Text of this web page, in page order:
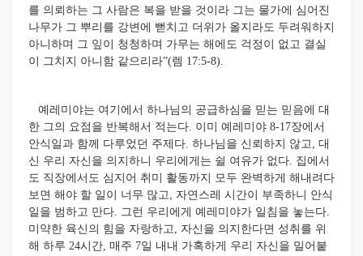
를 의뢰하는 그 사람은 복을 받을 것이라 그는 물가에 심어진
나무가 그 뿌리를 강변에 뻗치고 더위가 올지라도 두려워하지
아니하며 그 잎이 청청하며 가무는 해에도 걱정이 없고 결실
이 그치지 아니함 같으리라”(렘 17:5-8).
예레미야는 여기에서 하나님의 공급하심을 믿는 믿음에 대
한 그의 요점을 반복해서 적는다. 이미 예레미야 8-17장에서
안식일과 함께 다루었던 주제다. 하나님을 신뢰하지 않고, 대
신 우리 자신을 의지하니 우리에게는 쉴 여유가 없다. 집에서
도 직장에서도 심지어 취미 활동까지 모두 완벽하게 해내려다
보면 해야 할 일이 너무 많고, 자연스레 시간이 부족하니 안식
일을 범하고 만다. 그런 우리에게 예레미야가 일침을 놓는다.
미약한 육신의 힘을 자랑하고, 자신을 의지한다면 성취를 위
해 하루 24시간, 매주 7일 내내 가혹하게 우리 자신을 밀어붙